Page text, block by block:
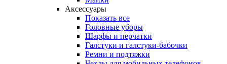
Аксессуары
Показать все
Головные уборы
Шарфы и перчатки
Галстуки и галстуки-бабочки
Ремни и подтяжки